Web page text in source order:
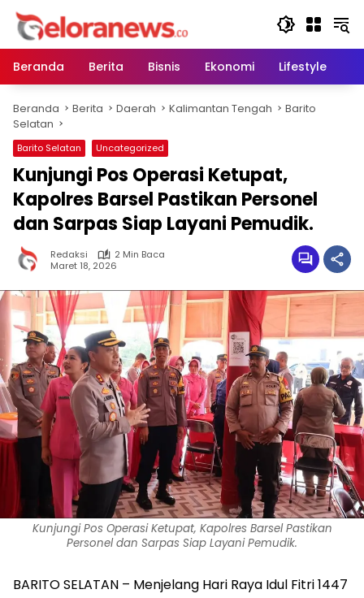
Langsung
konten
Beranda
Berita Bisnis Ekonomi Lifestyle
Beranda Berita Daerah Kalimantan Tengah
Barito
Selatan
Barito Selatan Uncategorized
Kunjungi Pos Operasi Ketupat,
Kapolres Barsel Pastikan Personel
dan Sarpas Siap Layani Pemudik.
Redaksi
2 Min Baca
Maret 18, 2026
Kunjungi Pos Operasi Ketupat, Kapolres Barsel Pastikan
Personel dan Sarpas Siap Layani Pemudik.
BARITO SELATAN – Menjelang Hari Raya Idul Fitri 1447